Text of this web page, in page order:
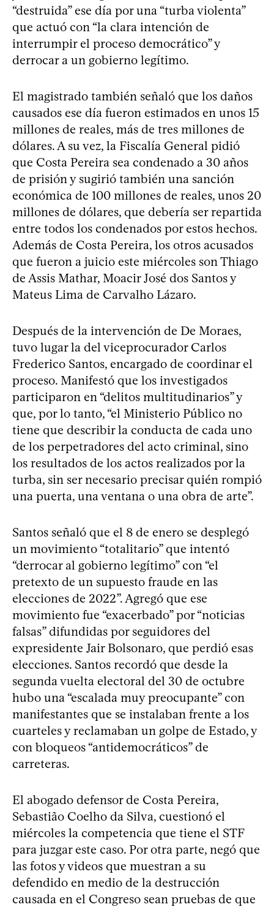
“destruida” ese día por una “turba violenta”
que actuó con “la clara intención de
interrumpir el proceso democrático” y
derrocar a un gobierno legítimo.
El magistrado también señaló que los daños
causados ese día fueron estimados en unos 15
millones de reales, más de tres millones de
dólares. A su vez, la Fiscalía General pidió
que Costa Pereira sea condenado a 30 años
de prisión y sugirió también una sanción
económica de 100 millones de reales, unos 20
millones de dólares, que debería ser repartida
entre todos los condenados por estos hechos.
Además de Costa Pereira, los otros acusados
que fueron a juicio este miércoles son Thiago
de Assis Mathar, Moacir José dos Santos y
Mateus Lima de Carvalho Lázaro.
Después de la intervención de De Moraes,
tuvo lugar la del viceprocurador Carlos
Frederico Santos, encargado de coordinar el
proceso. Manifestó que los investigados
participaron en “delitos multitudinarios” y
que, por lo tanto, “el Ministerio Público no
tiene que describir la conducta de cada uno
de los perpetradores del acto criminal, sino
los resultados de los actos realizados por la
turba, sin ser necesario precisar quién rompió
una puerta, una ventana o una obra de arte”.
Santos señaló que el 8 de enero se desplegó
un movimiento “totalitario” que intentó
“derrocar al gobierno legítimo” con “el
pretexto de un supuesto fraude en las
elecciones de 2022”. Agregó que ese
movimiento fue “exacerbado” por “noticias
falsas” difundidas por seguidores del
expresidente Jair Bolsonaro, que perdió esas
elecciones. Santos recordó que desde la
segunda vuelta electoral del 30 de octubre
hubo una “escalada muy preocupante” con
manifestantes que se instalaban frente a los
cuarteles y reclamaban un golpe de Estado, y
con bloqueos “antidemocráticos” de
carreteras.
El abogado defensor de Costa Pereira,
Sebastião Coelho da Silva, cuestionó el
miércoles la competencia que tiene el STF
para juzgar este caso. Por otra parte, negó que
las fotos y videos que muestran a su
defendido en medio de la destrucción
causada en el Congreso sean pruebas de que